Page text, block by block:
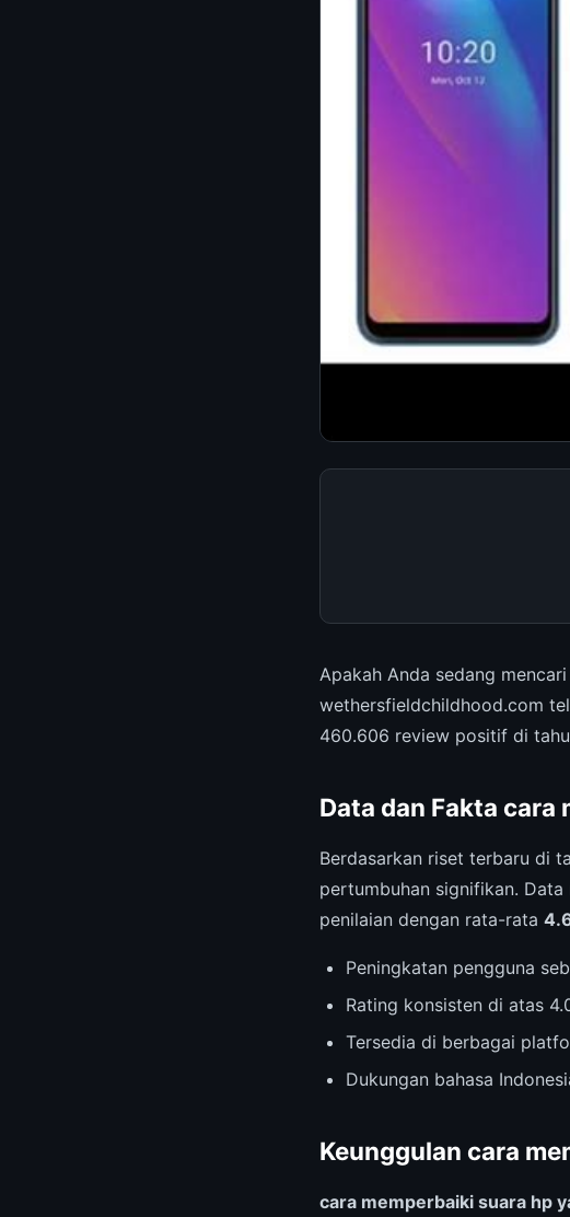
Apakah Anda sedang
wethersfieldchildhood.com
460.606 review positif di
Data dan Fakta cara
Berdasarkan riset terbaru di
pertumbuhan signifikan.
penilaian dengan rata-rata
Peningkatan pengguna
Rating konsisten di atas
Tersedia di berbagai
Dukungan bahasa
Keunggulan cara
cara memperbaiki suara hp